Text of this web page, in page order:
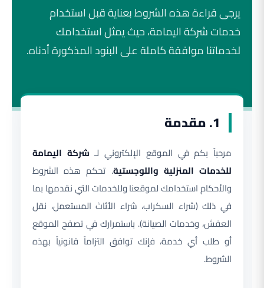
يرجى قراءة هذه الشروط بعناية قبل استخدام
خدمات شركة اليمامة، حيث يمثل استخدامك
لخدماتنا موافقة كاملة على البنود المذكورة أدناه.
1. مقدمة
مرحباً بكم في الموقع الإلكتروني لـ شركة اليمامة
للخدمات المنزلية واللوجستية. تحكم هذه الشروط
والأحكام استخدامك لموقعنا وللخدمات التي نقدمها بما
في ذلك (شراء السكراب، شراء الأثاث المستعمل، نقل
العفش، وخدمات الصيانة). باستمرارك في تصفح الموقع
أو طلب أي خدمة، فإنك توافق التزاماً قانونياً بهذه
الشروط.